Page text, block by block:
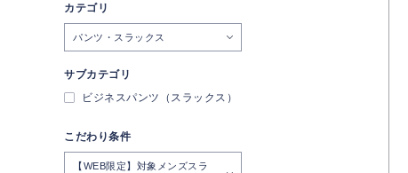
カテゴリ
パンツ・スラックス
サブカテゴリ
ビジネスパンツ（スラックス）
こだわり条件
【WEB限定】対象メンズスラ